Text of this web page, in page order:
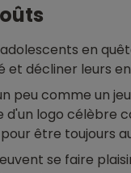
en
décliner leurs
peu comme un
logo célèbre
être toujours
se faire